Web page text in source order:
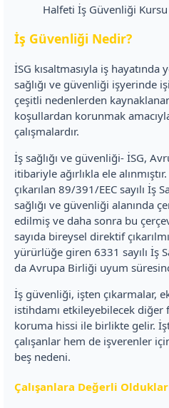
Halfeti İş Güvenliği Kursu
İş Güvenliği Nedir?
İSG kısaltmasıyla iş
sağlığı ve güvenliği işyerinde
çeşitli nedenlerden
koşullardan korunmak
çalışmalardır.
İş sağlığı ve güvenliği- İSG,
itibariyle ağırlıkla ele
çıkarılan 89/391/EEC sayılı İş
sağlığı ve güvenliği alanında
edilmiş ve daha sonra bu
sayıda bireysel direktif
yürürlüğe giren 6331 sayılı İş
da Avrupa Birliği uyum
İş güvenliği, işten çıkarmalar,
istihdamı etkileyebilecek
koruma hissi ile birlikte gelir.
çalışanlar hem de işverenler
beş nedeni.
Çalışanlara Değerli